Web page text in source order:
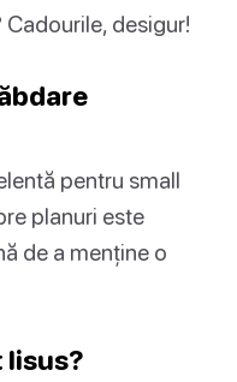
desigur!
pentru small
planuri este
de a menține o
Iisus?